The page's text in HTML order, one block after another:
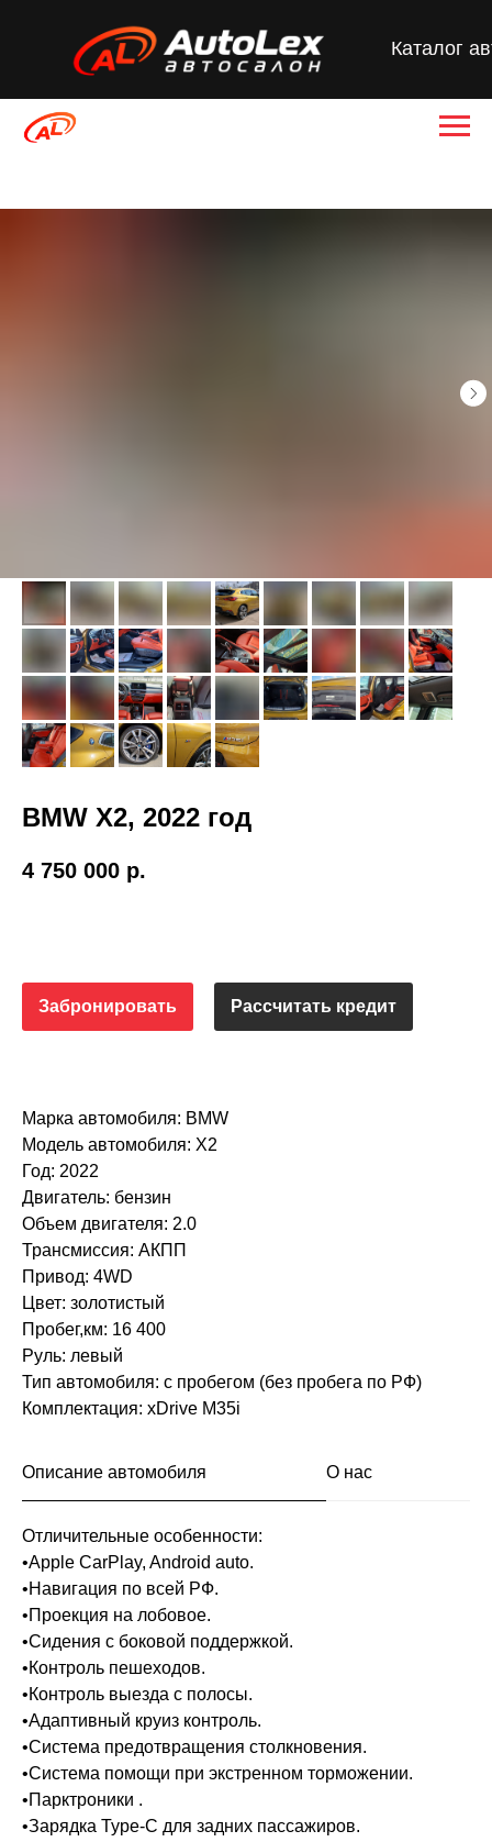
Каталог
BMW X2, 2022 год
4 750 000 р.
Забронировать Рассчитать кредит
Марка автомобиля: BMW
Модель автомобиля: Х2
Год: 2022
Двигатель: бензин
Объем двигателя: 2.0
Трансмиссия: АКПП
Привод: 4WD
Цвет: золотистый
Пробег,км: 16 400
Руль: левый
Тип автомобиля: с пробегом (без пробега по РФ)
Комплектация: xDrive M35i
Описание автомобиля О нас
Отличительные особенности:
•Apple CarPlay, Android auto.
•Навигация по всей РФ.
•Проекция на лобовое.
•Сидения с боковой поддержкой.
•Контроль пешеходов.
•Контроль выезда с полосы.
•Адаптивный круиз контроль.
•Система предотвращения столкновения.
•Система помощи при экстренном торможении.
•Парктроники .
•Зарядка Type-C для задних пассажиров.